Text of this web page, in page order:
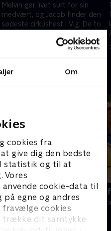
Om
cookies fra
give dig den bedste
statistik og til at
Vores
cookie-data til
egne og andres
cookies
trække dit samtykke
Melvin gør livet surt for sin
medvært, og Jacob finder den
sødeste cirkushest i Vig. De to
Jacob forelsker sig i 'Futte'
10. august 2024 • 28 min
for sjov
Alt det min
Livsstil • 2